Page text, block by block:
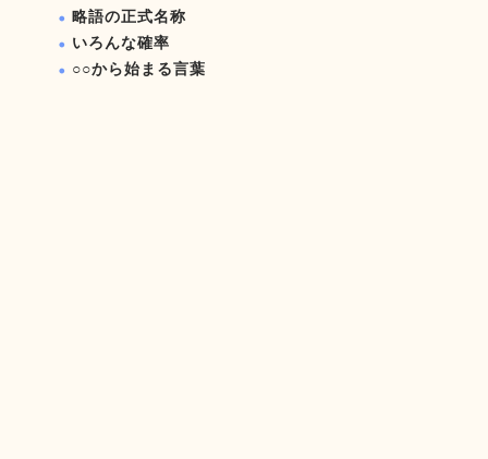
略語の正式名称
いろんな確率
○○から始まる言葉